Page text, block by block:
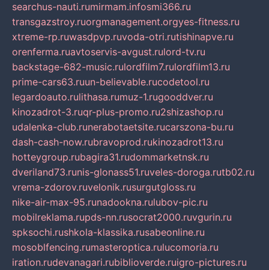
searchus-nauti.rumirmam.infosmi366.ru
transgazstroy.ruorgmanagement.orgyes-fitness.ru
xtreme-rp.ruwasdpvp.ruvoda-otri.rutishinapve.ru
orenferma.ruavtoservis-avgust.rulord-tv.ru
backstage-682-music.rulordfilm7.rulordfilm13.ru
prime-cars63.ruun-believable.rucodetool.ru
legardoauto.rulithasa.rumuz-1.rugooddver.ru
kinozadrot-3.ruqr-plus-promo.ru2shizashop.ru
udalenka-club.runerabotaetsite.rucarszona-bu.ru
dash-cash-now.rubravoprod.rukinozadrot13.ru
hotteygroup.rubagira31.rudommarketnsk.ru
dveriland73.runis-glonass51.ruveles-doroga.rutb02.ru
vrema-zdorov.ruvelonik.rusurgutgloss.ru
nike-air-max-95.runadookna.rulubov-pic.ru
mobilreklama.rupds-nn.rusocrat2000.ruvgurin.ru
spksochi.rushkola-klassika.rusabeonline.ru
mosoblfencing.rumasteroptica.rulucomoria.ru
iration.rudevanagari.rubiblioverde.ruigro-pictures.ru